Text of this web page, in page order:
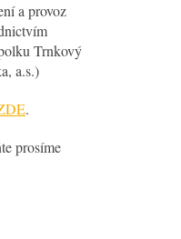
a provoz
Trnkový
a.s.)
.
prosíme